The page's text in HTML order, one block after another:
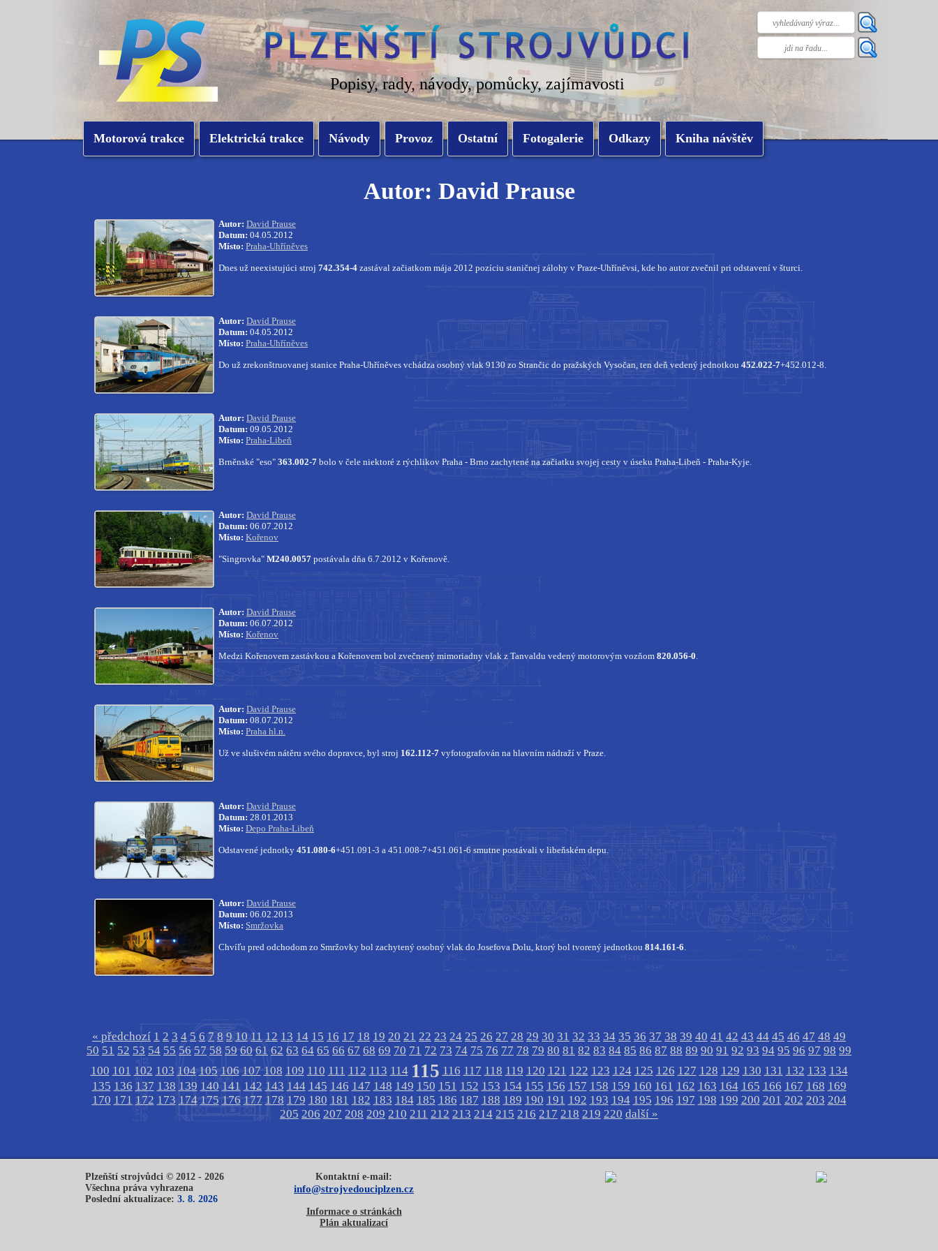
Popisy, rady, návody, pomůcky, zajímavosti
Motorová trakce Elektrická trakce Návody Provoz Ostatní Fotogalerie Odkazy Kniha návštěv
Autor: David Prause
Autor: David Prause
Datum: 04.05.2012
Místo: Praha-Uhříněves
Dnes už neexistujúci stroj 742.354-4 zastával začiatkom mája 2012 pozíciu staničnej zálohy v Praze-Uhříněvsi, kde ho autor zvečnil pri odstavení v šturci.
Autor: David Prause
Datum: 04.05.2012
Místo: Praha-Uhříněves
Do už zrekonštruovanej stanice Praha-Uhříněves vchádza osobný vlak 9130 zo Strančic do pražských Vysočan, ten deň vedený jednotkou 452.022-7+452.012-8.
Autor: David Prause
Datum: 09.05.2012
Místo: Praha-Libeň
Brněnské "eso" 363.002-7 bolo v čele niektoré z rýchlikov Praha - Brno zachytené na začiatku svojej cesty v úseku Praha-Libeň - Praha-Kyje.
Autor: David Prause
Datum: 06.07.2012
Místo: Kořenov
"Singrovka" M240.0057 postávala dňa 6.7.2012 v Kořenově.
Autor: David Prause
Datum: 06.07.2012
Místo: Kořenov
Medzi Kořenovem zastávkou a Kořenovem bol zvečnený mimoriadny vlak z Tanvaldu vedený motorovým vozňom 820.056-0.
Autor: David Prause
Datum: 08.07.2012
Místo: Praha hl.n.
Už ve slušivém nátěru svého dopravce, byl stroj 162.112-7 vyfotografován na hlavním nádraží v Praze.
Autor: David Prause
Datum: 28.01.2013
Místo: Depo Praha-Libeň
Odstavené jednotky 451.080-6+451.091-3 a 451.008-7+451.061-6 smutne postávali v libeňském depu.
Autor: David Prause
Datum: 06.02.2013
Místo: Smržovka
Chvíľu pred odchodom zo Smržovky bol zachytený osobný vlak do Josefova Dolu, ktorý bol tvorený jednotkou 814.161-6.
« předchozí 1 2 3 4 5 6 7 8 9 10 11 12 13 14 15 16 17 18 19 20 21 22 23 24 25 26 27 28 29 30 31 32 33 34 35 36 37 38 39 40 41 42 43 44 45 46 47 48 49
50 51 52 53 54 55 56 57 58 59 60 61 62 63 64 65 66 67 68 69 70 71 72 73 74 75 76 77 78 79 80 81 82 83 84 85 86 87 88 89 90 91 92 93 94 95 96 97 98 99
100 101 102 103 104 105 106 107 108 109 110 111 112 113 114 115 116 117 118 119 120 121 122 123 124 125 126 127 128 129 130 131 132 133 134
135 136 137 138 139 140 141 142 143 144 145 146 147 148 149 150 151 152 153 154 155 156 157 158 159 160 161 162 163 164 165 166 167 168 169
170 171 172 173 174 175 176 177 178 179 180 181 182 183 184 185 186 187 188 189 190 191 192 193 194 195 196 197 198 199 200 201 202 203 204
205 206 207 208 209 210 211 212 213 214 215 216 217 218 219 220 další »
Plzeňští strojvůdci © 2012 - 2026
Všechna práva vyhrazena
Poslední aktualizace: 3. 8. 2026
Kontaktní e-mail:
info@strojvedouciplzen.cz
Informace o stránkách
Plán aktualizací